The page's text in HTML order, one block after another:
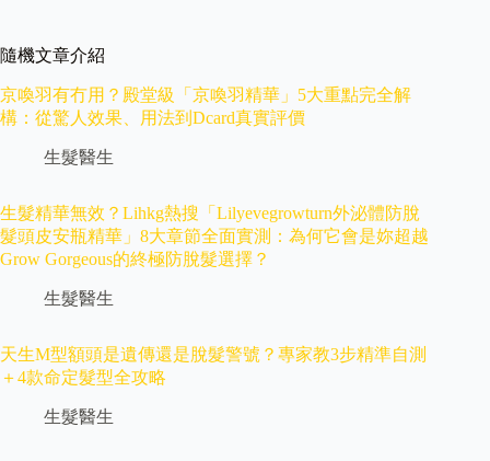
隨機文章介紹
京喚羽有冇用？殿堂級「京喚羽精華」5大重點完全解
構：從驚人效果、用法到Dcard真實評價
生髮醫生
生髮精華無效？Lihkg熱搜「Lilyevegrowturn外泌體防脫
髮頭皮安瓶精華」8大章節全面實測：為何它會是妳超越
Grow Gorgeous的終極防脫髮選擇？
生髮醫生
天生M型額頭是遺傳還是脫髮警號？專家教3步精準自測
＋4款命定髮型全攻略
生髮醫生